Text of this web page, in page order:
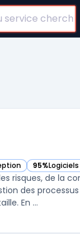
95%
— voir
risques, de la
des
risques et des obligations de conformité pour les entreprises de toute taille. En ...